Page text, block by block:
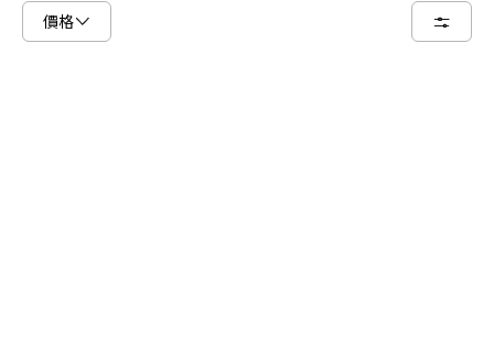
價格
請嘗試變更或清除某些篩選條件，或著您可以調整地圖的搜尋區域